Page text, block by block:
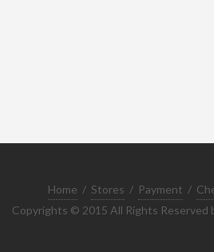
Home / Stores / Payment /
Copyrights © 2015 All Rights Reserved